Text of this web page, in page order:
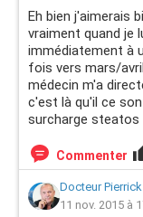
Eh bien j'aimerais
vraiment quand je
immédiatement à
fois vers mars/
médecin m'a
c'est là qu'il ce
surcharge steatos
Commenter
Docteur
11 nov. 2015 à